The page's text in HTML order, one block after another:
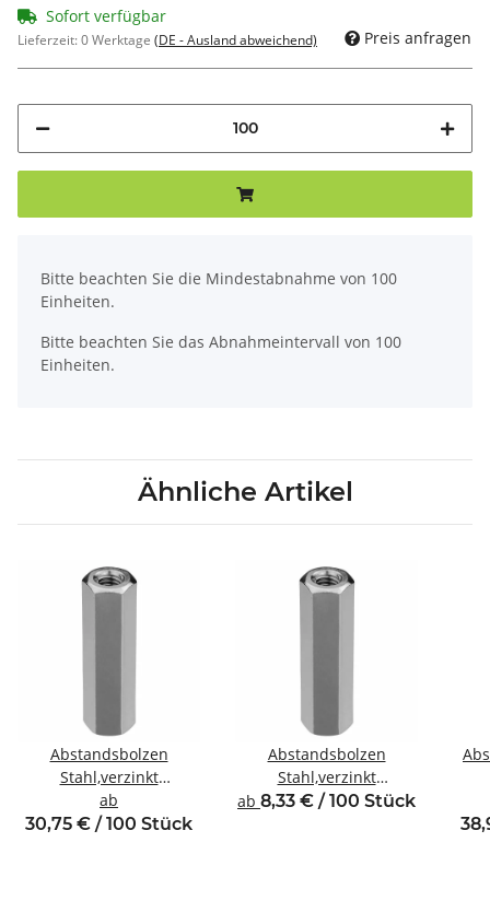
Sofort verfügbar
Lieferzeit:0 Werktage (DE - Ausland abweichend) Preis anfragen
Bitte beachten Sie die Mindestabnahme von 100
Einheiten.
Bitte beachten Sie das Abnahmeintervall von 100
Einheiten.
Ähnliche Artikel
Abstandsbolzen
Stahl,verzinkt
Innen/Innengewinde M8
SW13
ab
30,75 € / 100 Stück
Abstandsbolzen
Stahl,verzinkt
Innen/Innengewinde M3
ab 8,33 € / 100 Stück